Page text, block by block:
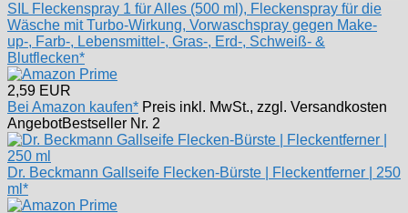
SIL Fleckenspray 1 für Alles (500 ml), Fleckenspray für die
Wäsche mit Turbo-Wirkung, Vorwaschspray gegen Make-
up-, Farb-, Lebensmittel-, Gras-, Erd-, Schweiß- &
Blutflecken*
2,59 EUR
Bei Amazon kaufen* Preis inkl. MwSt., zzgl. Versandkosten
AngebotBestseller Nr. 2
Dr. Beckmann Gallseife Flecken-Bürste | Fleckentferner | 250
ml*